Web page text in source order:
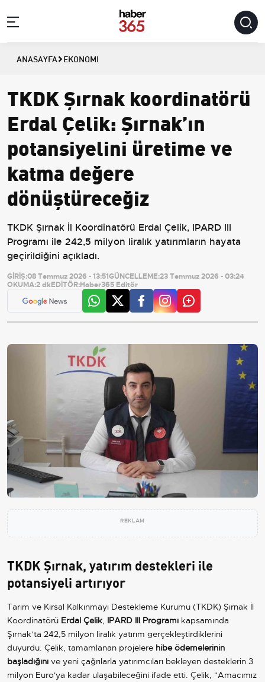
ANASAYFA EKONOMI
TKDK Şırnak koordinatörü
Erdal Çelik: Şırnak’ın
potansiyelini üretime ve
katma değere
dönüştüreceğiz
TKDK Şırnak İl Koordinatörü Erdal Çelik, IPARD III
Programı ile 242,5 milyon liralık yatırımların hayata
geçirildiğini açıkladı.
GİRİŞ:08 Temmuz 2026 - 13:51GÜNCELLEME:23 Temmuz 2026 - 03:24
OKUMA:2 dkEDİTÖR:Haber365 Editör
REKLAM
TKDK Şırnak, yatırım destekleri ile
potansiyeli artırıyor
Tarım ve Kırsal Kalkınmayı Destekleme Kurumu (TKDK) Şırnak İl
Koordinatörü Erdal Çelik, IPARD III Programı kapsamında
Şırnak’ta 242,5 milyon liralık yatırım gerçekleştirdiklerini
duyurdu. Çelik, tamamlanan projelere hibe ödemelerinin
başladığını ve yeni çağrılarla yatırımcıları bekleyen desteklerin 3
milyon Euro'ya kadar ulaşabileceğini ifade etti. Çelik, "Amacımız